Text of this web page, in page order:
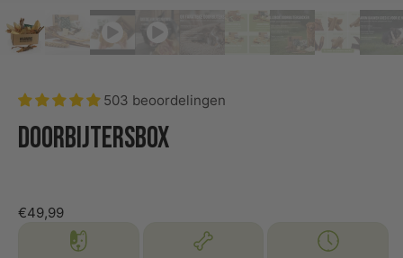
503 beoordelingen
Doorbijtersbox
€49,99